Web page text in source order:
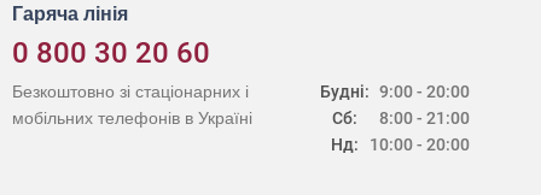
Гаряча лінія
0 800 30 20 60
Будні:
Сб:
Нд:
9:00 - 20:00
8:00 - 21:00
10:00 - 20:00
Безкоштовно зі стаціонарних і
мобільних телефонів в Україні